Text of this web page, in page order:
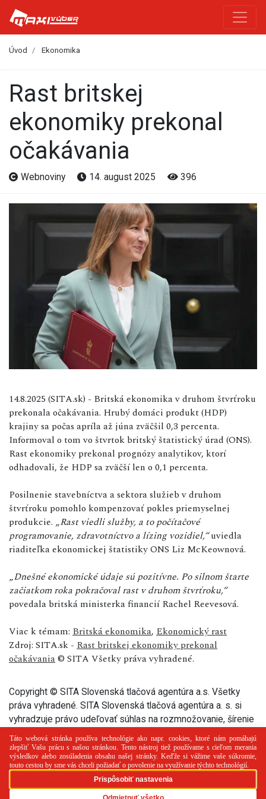
Úvod Ekonomika
Rast britskej
ekonomiky prekonal
očakávania
Webnoviny 14. august 2025 396
14.8.2025 (SITA.sk) - Britská ekonomika v druhom štvrťroku
prekonala očakávania. Hrubý domáci produkt (HDP)
krajiny sa počas apríla až júna zväčšil 0,3 percenta.
Informoval o tom vo štvrtok britský štatistický úrad (ONS).
Rast ekonomiky prekonal prognózy analytikov, ktorí
odhadovali, že HDP sa zväčší len o 0,1 percenta.
Posilnenie stavebníctva a sektora služieb v druhom
štvrťroku pomohlo kompenzovať pokles priemyselnej
produkcie. „Rast viedli služby, a to počítačové
programovanie, zdravotníctvo a lízing vozidiel,“uviedla
riaditeľka ekonomickej štatistiky ONS Liz McKeownová.
„Dnešné ekonomické údaje sú pozitívne. Po silnom štarte
začiatkom roka pokračoval rast v druhom štvrťroku,“
povedala britská ministerka financií Rachel Reevesová.
Viac k témam: Britská ekonomika, Ekonomický rast
Zdroj: SITA.sk - Rast britskej ekonomiky prekonal
očakávania© SITA Všetky práva vyhradené.
Copyright © SITA Slovenská tlačová agentúra a.s. Všetky
práva vyhradené. SITA Slovenská tlačová agentúra a. s. si
vyhradzuje právo udeľovať súhlas na rozmnožovanie, šírenie